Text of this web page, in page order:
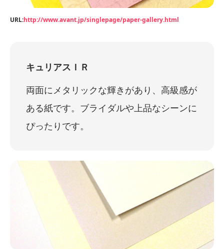
URL:http://www.avant.jp/singlepage/paper-gallery.html
キュリアスＩＲ
両面にメタリックな輝きがあり、高級感が
ある紙です。ブライダルや上品なシーンに
ぴったりです。